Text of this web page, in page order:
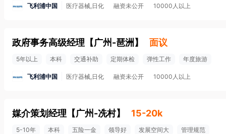
飞利浦中国 医疗器械,日化 融资未公开 10000人以上
政府事务高级经理 【广州-琶洲 】 面议
5年以上 本科 交通补助 定期体检 弹性工作 年度旅游
飞利浦中国 医疗器械,日化 融资未公开 10000人以上
媒介策划经理 【广州-冼村】 15-20k
5-10年 本科 五险一金 领导好 发展空间大 管理规范